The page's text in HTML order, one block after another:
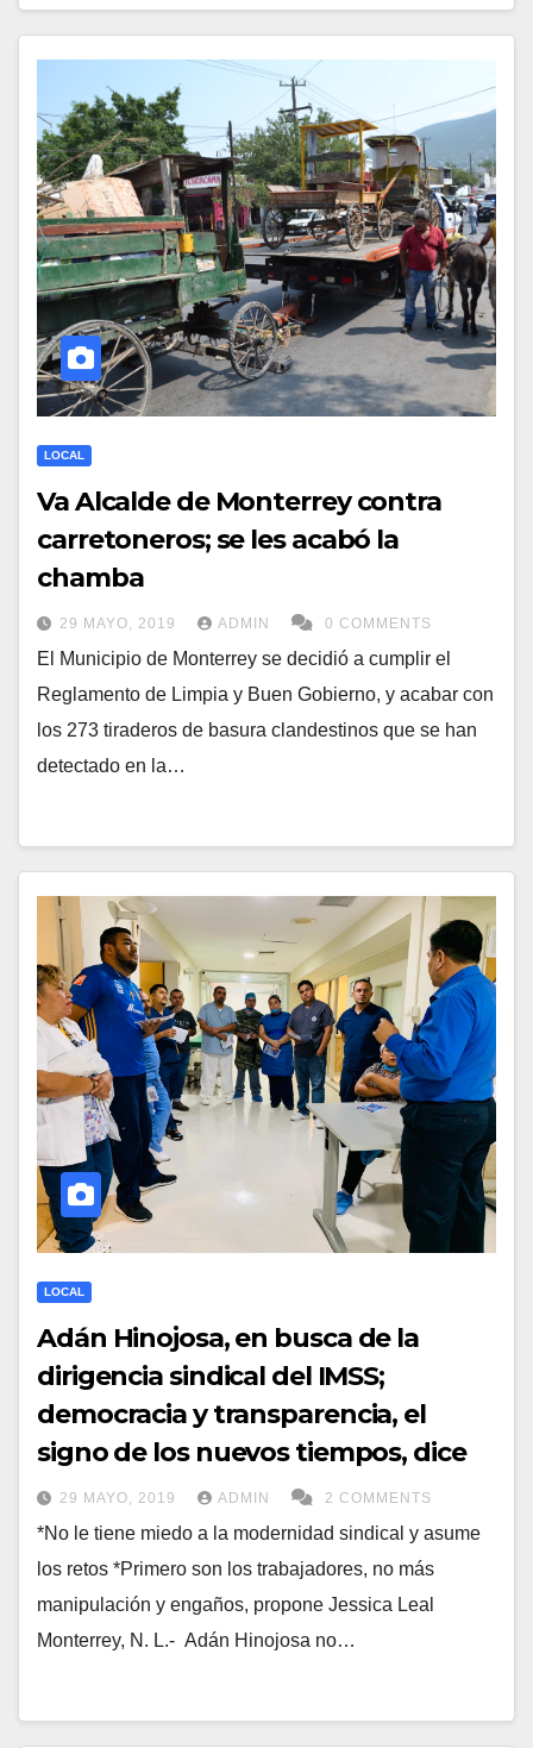
LOCAL
Va Alcalde de Monterrey contra
carretoneros; se les acabó la
chamba
29 MAYO, 2019 ADMIN 0 COMMENTS
El Municipio de Monterrey se decidió a cumplir el
Reglamento de Limpia y Buen Gobierno, y acabar con
los 273 tiraderos de basura clandestinos que se han
detectado en la…
LOCAL
Adán Hinojosa, en busca de la
dirigencia sindical del IMSS;
democracia y transparencia, el
signo de los nuevos tiempos, dice
29 MAYO, 2019 ADMIN 2 COMMENTS
*No le tiene miedo a la modernidad sindical y asume
los retos *Primero son los trabajadores, no más
manipulación y engaños, propone Jessica Leal
Monterrey, N. L.- Adán Hinojosa no…